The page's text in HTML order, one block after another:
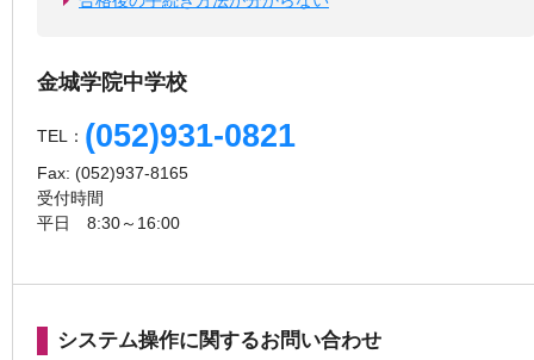
金城学院中学校
TEL： (052)931-0821
Fax: (052)937-8165
受付時間
平日 8:30～16:00
システム操作に関するお問い合わせ